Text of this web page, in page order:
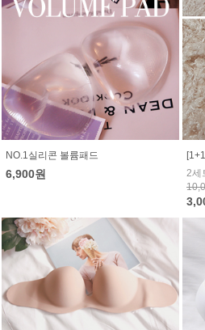
NO.1실리콘 볼륨패드
6,900원
2세